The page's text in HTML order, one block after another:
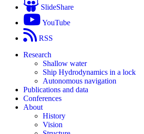
SlideShare
YouTube
RSS
Research
Shallow water
Ship Hydrodynamics in a lock
Autonomous navigation
Publications and data
Conferences
About
History
Vision